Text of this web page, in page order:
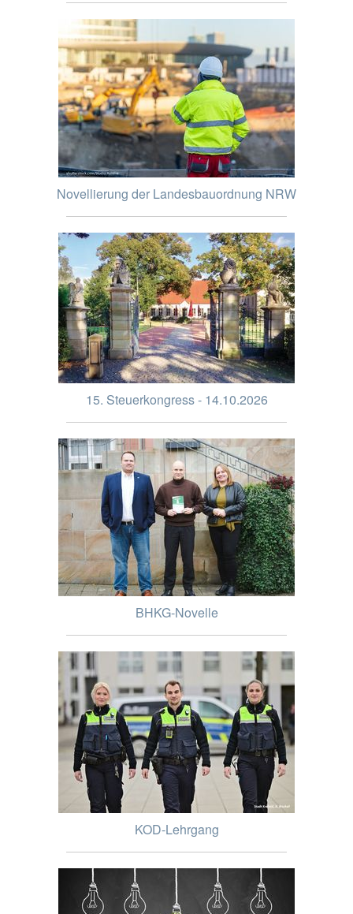
Novellierung der Landesbauordnung NRW
15. Steuerkongress - 14.10.2026
BHKG-Novelle
KOD-Lehrgang